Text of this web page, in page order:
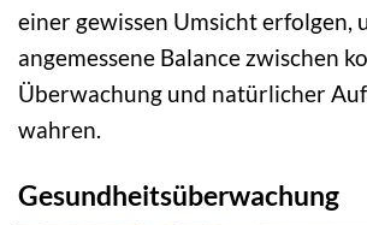
einer gewissen Umsicht erfolgen,
angemessene Balance zwischen
Überwachung und natürlicher
wahren.
Gesundheitsüberwachung